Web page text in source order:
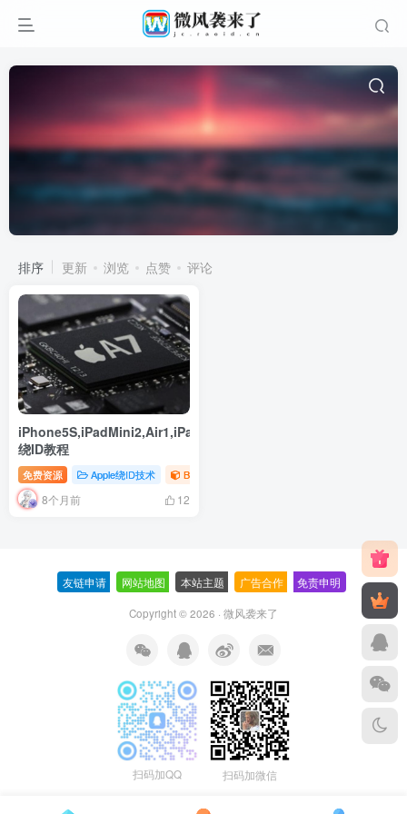
排序 更新 浏览 点赞 评论
iPhone5S,iPadMini2,Air1,iPadMini3,
绕ID教程
免费资源 Apple绕ID技术 Bypass
8个月前 12
友链申请 网站地图 本站主题 广告合作 免责申明
Copyright © 2026 · 微风袭来了
扫码加QQ 扫码加微信